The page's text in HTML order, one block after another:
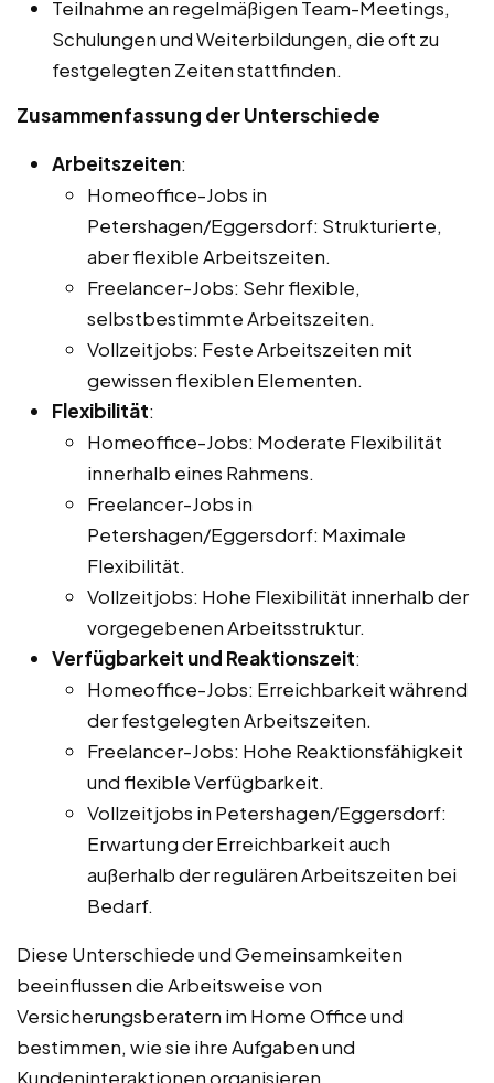
Teilnahme an regelmäßigen Team-Meetings,
Schulungen und Weiterbildungen, die oft zu
festgelegten Zeiten stattfinden.
Zusammenfassung der Unterschiede
Arbeitszeiten:
Homeoffice-Jobs in
Petershagen/Eggersdorf: Strukturierte,
aber flexible Arbeitszeiten.
Freelancer-Jobs: Sehr flexible,
selbstbestimmte Arbeitszeiten.
Vollzeitjobs: Feste Arbeitszeiten mit
gewissen flexiblen Elementen.
Flexibilität:
Homeoffice-Jobs: Moderate Flexibilität
innerhalb eines Rahmens.
Freelancer-Jobs in
Petershagen/Eggersdorf: Maximale
Flexibilität.
Vollzeitjobs: Hohe Flexibilität innerhalb der
vorgegebenen Arbeitsstruktur.
Verfügbarkeit und Reaktionszeit:
Homeoffice-Jobs: Erreichbarkeit während
der festgelegten Arbeitszeiten.
Freelancer-Jobs: Hohe Reaktionsfähigkeit
und flexible Verfügbarkeit.
Vollzeitjobs in Petershagen/Eggersdorf:
Erwartung der Erreichbarkeit auch
außerhalb der regulären Arbeitszeiten bei
Bedarf.
Diese Unterschiede und Gemeinsamkeiten
beeinflussen die Arbeitsweise von
Versicherungsberatern im Home Office und
bestimmen, wie sie ihre Aufgaben und
Kundeninteraktionen organisieren.